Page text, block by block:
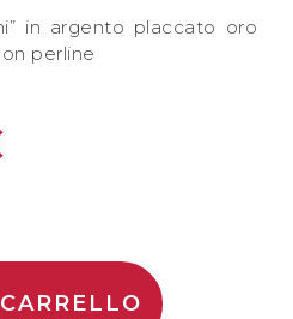
in argento placcato oro
perline